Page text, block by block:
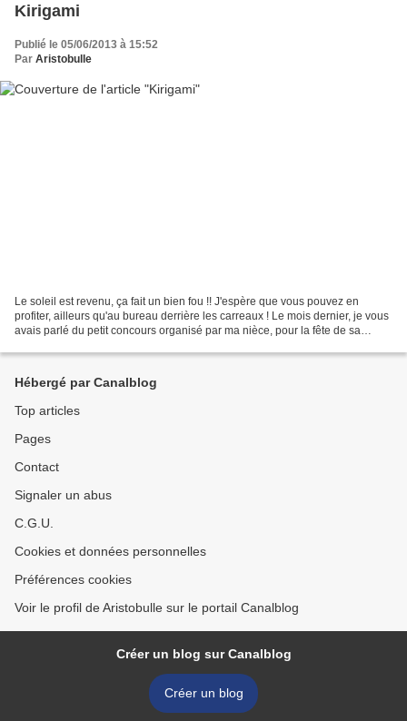
Kirigami
Publié le 05/06/2013 à 15:52
Par Aristobulle
Le soleil est revenu, ça fait un bien fou !! J'espère que vous pouvez en
profiter, ailleurs qu'au bureau derrière les carreaux ! Le mois dernier, je vous
avais parlé du petit concours organisé par ma nièce, pour la fête de sa
Hébergé par Canalblog
Top articles
Pages
Contact
Signaler un abus
C.G.U.
Cookies et données personnelles
Préférences cookies
Voir le profil de Aristobulle sur le portail Canalblog
Créer un blog sur Canalblog
Créer un blog